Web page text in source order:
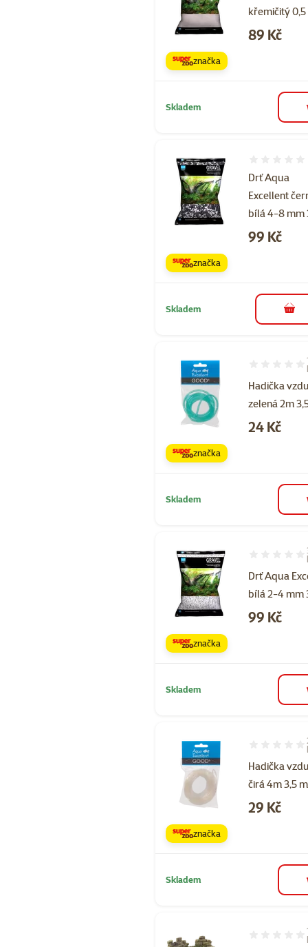
křemičitý
Cena
89 Kč
značka
Skladem
Drť Aqua
Excellent
bílá 4-8 mm
Cena
99 Kč
značka
Skladem do
Hadička
zelená 2m
Hodnocení
Cena
24 Kč
značka
Skladem
Drť Aqua
bílá 2-4 mm
Hodnocení
Cena
99 Kč
značka
Skladem
Hadička
čirá 4m 3,5
Hodnocení
Cena
29 Kč
značka
Skladem
Hodnocení